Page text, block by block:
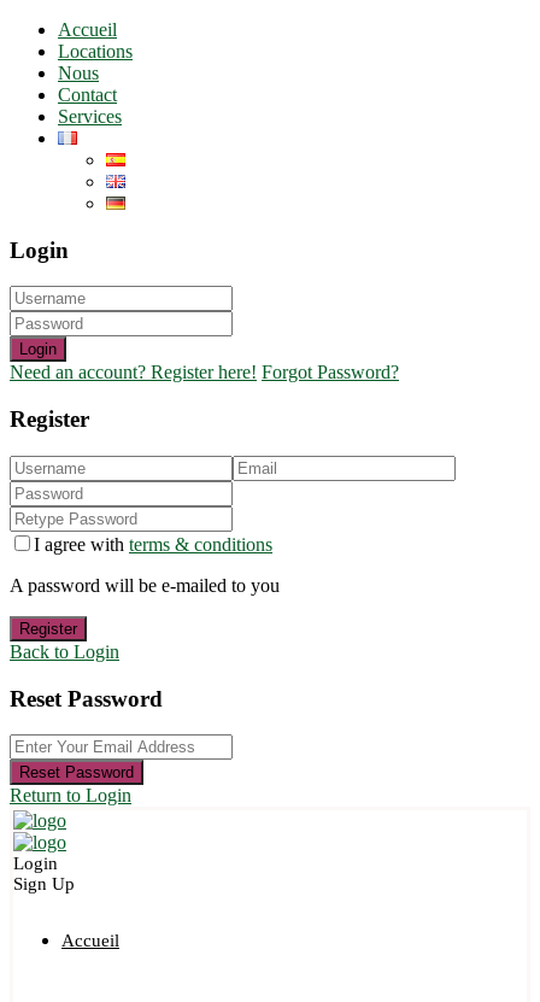
Accueil
Locations
Nous
Contact
Services
Login
Login
Need an account? Register here! Forgot Password?
Register
I agree with terms & conditions
A password will be e-mailed to you
Register
Back to Login
Reset Password
Reset Password
Return to Login
Login
Sign Up
Accueil